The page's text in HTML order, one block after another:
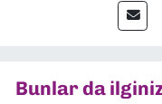
Bunlar da